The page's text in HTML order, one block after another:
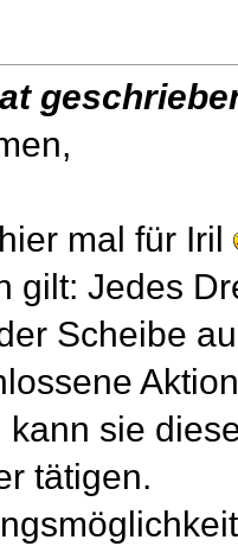
mal für Iril
gilt: Jedes
Scheibe
kann sie
tätigen.